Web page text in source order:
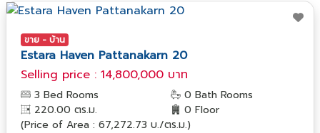
ขาย - บ้าน
Estara Haven Pattanakarn 20
Selling price : 14,800,000 บาท
3 Bed Rooms
0 Bath Rooms
220.00 ตร.ม.
0 Floor
(Price of Area : 67,272.73 บ./ตร.ม.)